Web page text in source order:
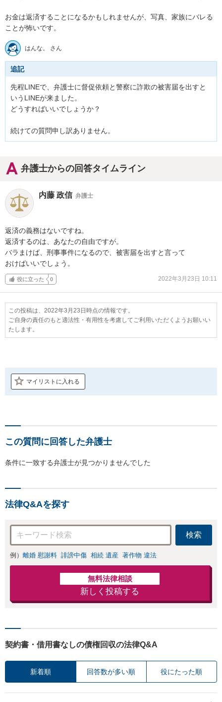
お金は返済することになるかもしれませんが、写真、家族にバレる
ことが怖いです。
はんな。 さん
追記
先程LINEで、弁護士に督促依頼と警察に詐欺の被害届を出すと
いうLINEが来ました。
どうすればいいでしょうか？
続けての質問申し訳ありません。
弁護士からの回答タイムライン
内藤 政信 弁護士
返済の義務はないですね。
返済するのは、あなたの自由ですが。
バラまけば、刑事事件になるので、被害届を出すと言って
おけばいいでしょう。
役に立った 0 2022年3月23日 10:11
この投稿は、2022年3月23日時点の情報です。
ご自身の責任のもと適法性・有用性を考慮してご利用いただくようお願いい
たします。
マイリストに入れる
この質問に回答した弁護士
条件に一致する弁護士が見つかりませんでした
法律Q&Aを探す
検索
例） 離婚 慰謝料 誹謗中傷 相続 遺産 著作物 違法
無料法律相談
新しく投稿する
契約書・借用書なしの債権回収の法律Q&A
新着順 回答数が多い順 役にたった順